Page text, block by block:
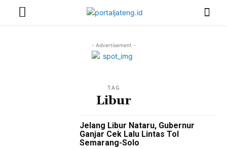
- Advertisement -
TAG
Libur
Jelang Libur Nataru, Gubernur
Ganjar Cek Lalu Lintas Tol
Semarang-Solo